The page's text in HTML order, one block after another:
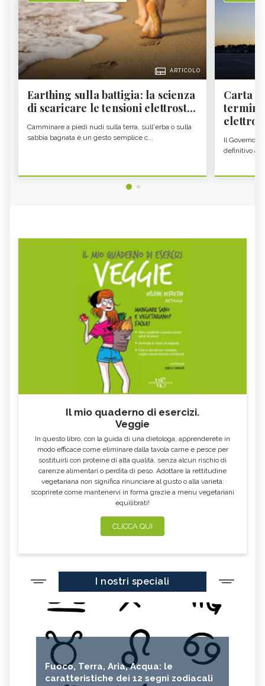
ARTICOLO
Earthing sulla battigia: la scienza
di scaricare le tensioni elettrost...
Camminare a piedi nudi sulla terra, sull'erba o sulla
sabbia bagnata è un gesto semplice c...
Carta
Il Governo
definitivo
Il mio quaderno di esercizi.
Veggie
In questo libro, con la guida di una dietologa, apprenderete in
modo efficace come eliminare dalla tavola carne e pesce per
sostituirli con proteine di alta qualità, senza alcun rischio di
carenze alimentari o perdita di peso. Adottare la rettitudine
vegetariana non significa rinunciare al gusto o alla varietà:
scoprirete come mantenervi in forma grazie a menu vegetariani
equilibrati!
CLICCA QUI
I nostri speciali
Fuoco, Terra, Aria, Acqua: le
caratteristiche dei 12 segni zodiacali